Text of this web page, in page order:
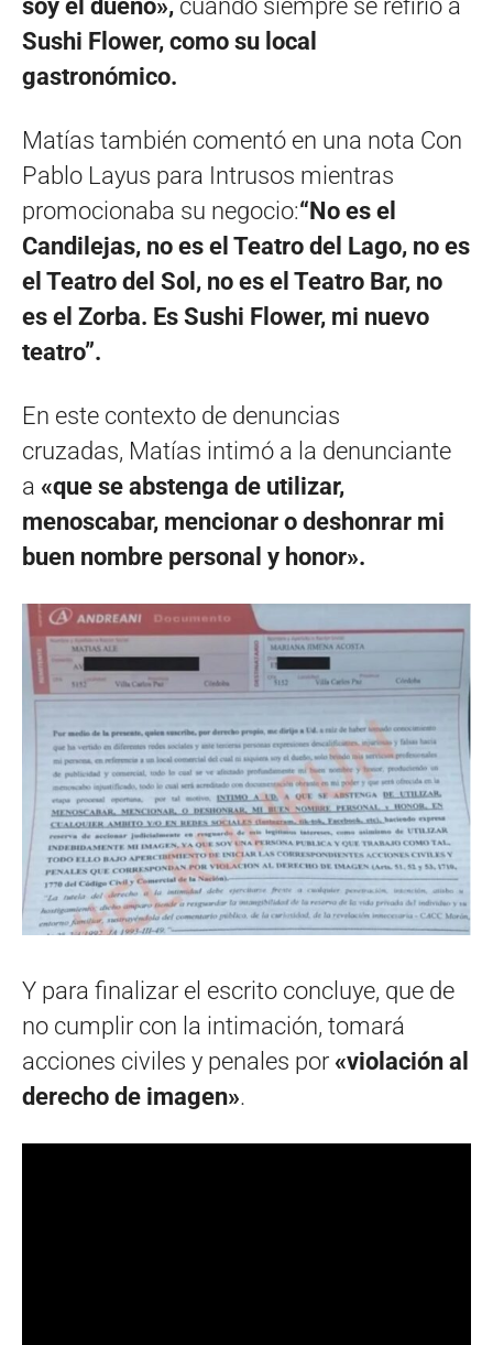
soy el dueño», cuando siempre se refirió a
Sushi Flower, como su local
gastronómico.
Matías también comentó en una nota Con
Pablo Layus para Intrusos mientras
promocionaba su negocio:“No es el
Candilejas, no es el Teatro del Lago, no es
el Teatro del Sol, no es el Teatro Bar, no
es el Zorba. Es Sushi Flower, mi nuevo
teatro”.
En este contexto de denuncias
cruzadas, Matías intimó a la denunciante
a «que se abstenga de utilizar,
menoscabar, mencionar o deshonrar mi
buen nombre personal y honor».
Y para finalizar el escrito concluye, que de
no cumplir con la intimación, tomará
acciones civiles y penales por «violación al
derecho de imagen».